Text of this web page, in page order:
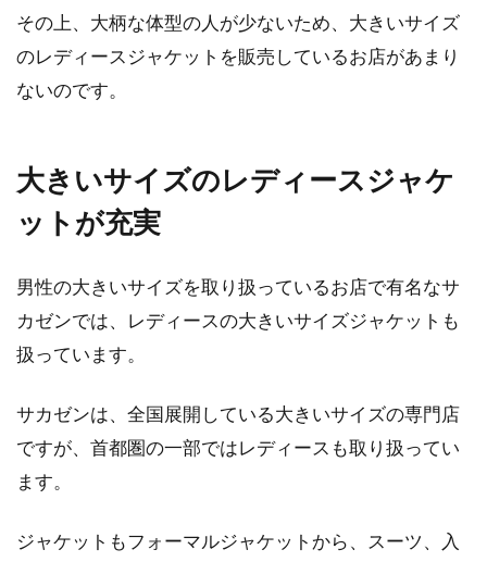
ジーンズのダメージを裾に施すカッ
トオフスタイルが今人気！
れない！自転車ママ必見！
り！どんな生地でもOK！
その上、大柄な体型の人が少ないため、大きいサイズ
のレディースジャケットを販売しているお店があまり
ないのです。
大きいサイズのレディースジャケ
ットが充実
男性の大きいサイズを取り扱っているお店で有名なサ
カゼンでは、レディースの大きいサイズジャケットも
扱っています。
サカゼンは、全国展開している大きいサイズの専門店
ですが、首都圏の一部ではレディースも取り扱ってい
ます。
ジャケットもフォーマルジャケットから、スーツ、入